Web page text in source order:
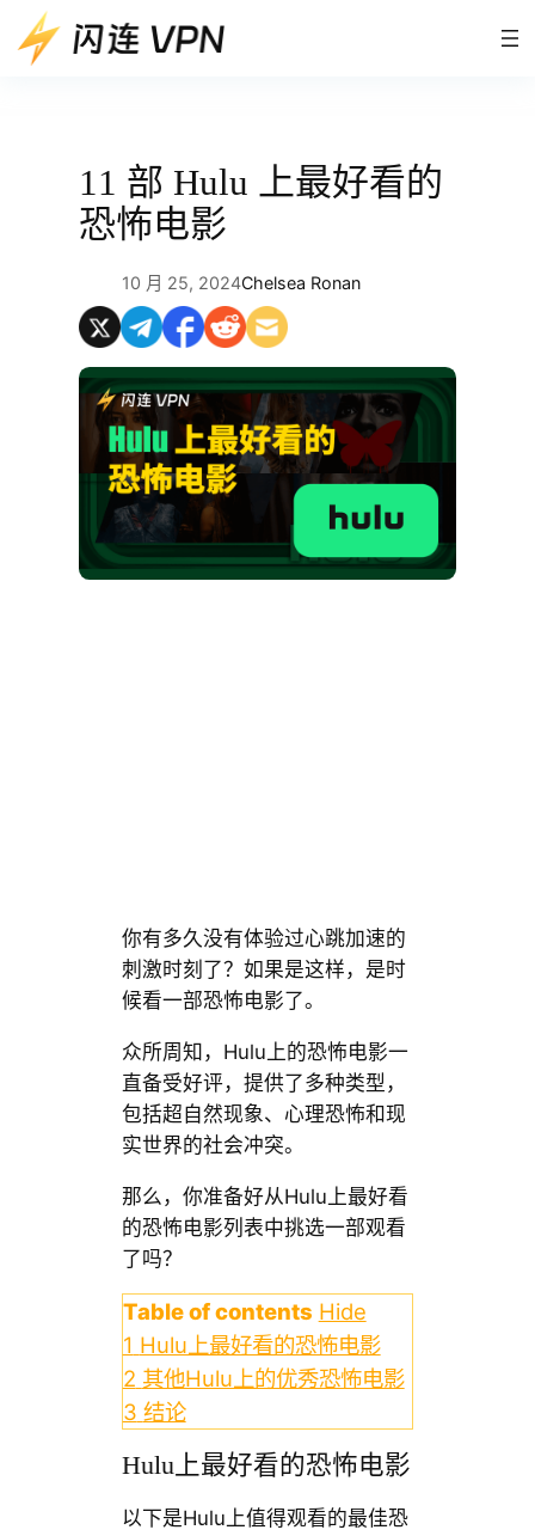
至
11 部 Hulu 上最好看的
恐怖电影
10 月 25, 2024Chelsea Ronan
你有多久没有体验过心跳加速的
刺激时刻了？如果是这样，是时
候看一部恐怖电影了。
众所周知，Hulu上的恐怖电影一
直备受好评，提供了多种类型，
包括超自然现象、心理恐怖和现
实世界的社会冲突。
那么，你准备好从Hulu上最好看
的恐怖电影列表中挑选一部观看
了吗？
Table of contents Hide
1 Hulu上最好看的恐怖电影
2 其他Hulu上的优秀恐怖电影
3 结论
Hulu上最好看的恐怖电影
以下是Hulu上值得观看的最佳恐